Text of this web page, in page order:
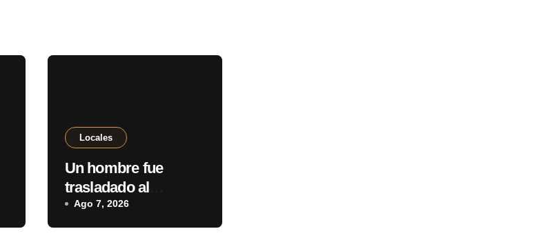
Locales
Un hombre fue
trasladado al
Hospital Regional de
PJC tras sufrir una
Ago 7, 2026